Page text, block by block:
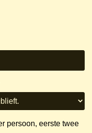
persoon, eerste twee